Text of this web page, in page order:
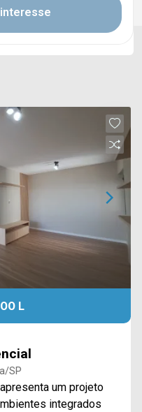
L
SP
um projeto
integrados